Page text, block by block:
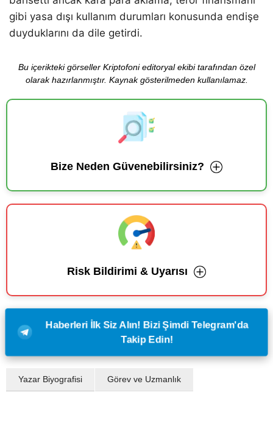
gibi yasa dışı kullanım durumları konusunda endişe
duyduklarını da dile getirdi.
Bu içerikteki görseller Kriptofoni editoryal ekibi tarafından özel
olarak hazırlanmıştır. Kaynak gösterilmeden kullanılamaz.
Bize Neden Güvenebilirsiniz?
Risk Bildirimi & Uyarısı
Haberleri İlk Siz Alın! Bizi Şimdi Telegram'da
Takip Edin!
Yazar Biyografisi Görev ve Uzmanlık